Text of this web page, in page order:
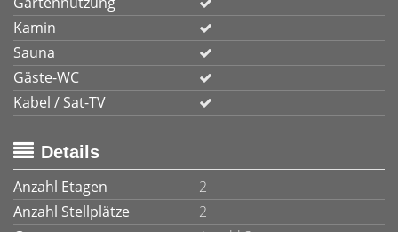
Kamin
Sauna
Gäste-WC
Kabel / Sat-TV
Details
Anzahl Etagen
2
Anzahl Stellplätze
2